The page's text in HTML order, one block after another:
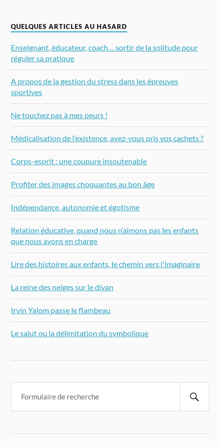
QUELQUES ARTICLES AU HASARD
Enseignant, éducateur, coach… sortir de la solitude pour
réguler sa pratique
A propos de la gestion du stress dans les épreuves
sportives
Ne touchez pas à mes peurs !
Médicalisation de l’existence, avez-vous pris vos cachets ?
Corps-esprit : une coupure insoutenable
Profiter des images choquantes au bon âge
Indépendance, autonomie et égotisme
Relation éducative, quand nous n’aimons pas les enfants
que nous avons en charge
Lire des histoires aux enfants, le chemin vers l'imaginaire
La reine des neiges sur le divan
Irvin Yalom passe le flambeau
Le salut ou la délimitation du symbolique